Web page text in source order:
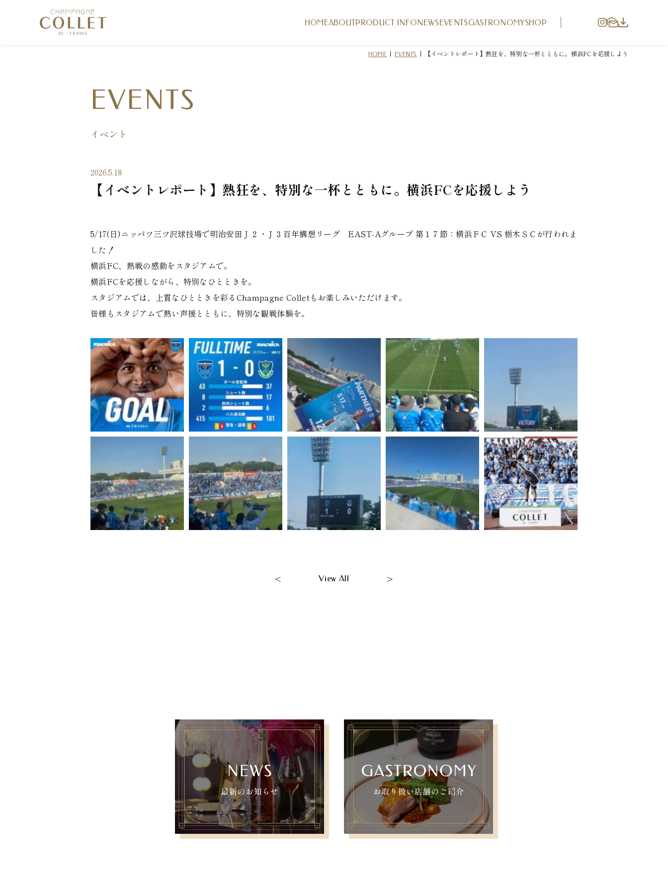
HOMEABOUTPRODUCT INFONEWSEVENTSGASTRONOMYSHOP
HOME |EVENTS | 【イベントレポート】熱狂を、特別な一杯とともに。横浜FCを応援しよう
EVENTS
イベント
2026.5.18
【イベントレポート】熱狂を、特別な一杯とともに。横浜FCを応援しよう
5/17(日)ニッパツ三ツ沢球技場で明治安田Ｊ２・Ｊ３百年構想リーグ EAST-Aグループ 第１７節：横浜ＦＣ VS 栃木ＳＣが行われま
した！
横浜FC、熱戦の感動をスタジアムで。
横浜FCを応援しながら、特別なひとときを。
スタジアムでは、上質なひとときを彩るChampagne Colletもお楽しみいただけます。
皆様もスタジアムで熱い声援とともに、特別な観戦体験を。
< View All >